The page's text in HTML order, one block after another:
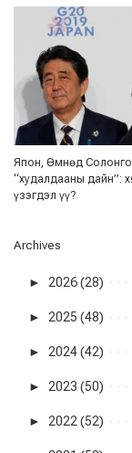
Япон, Өмнөд
“худалдааны дайн”:
үзэгдэл үү?
Archives
► 2026 (28)
► 2025 (48)
► 2024 (42)
► 2023 (50)
► 2022 (52)